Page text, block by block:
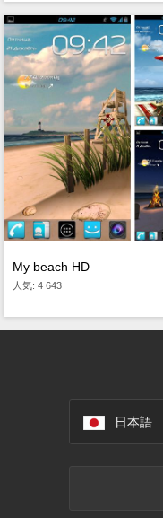
My beach HD
人気: 4 643
日本語